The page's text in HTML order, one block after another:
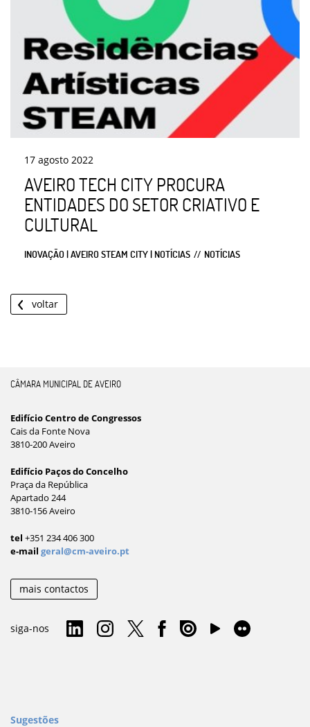
17 agosto 2022
AVEIRO TECH CITY PROCURA
ENTIDADES DO SETOR CRIATIVO E
CULTURAL
INOVAÇÃO | AVEIRO STEAM CITY | NOTÍCIAS NOTÍCIAS
voltar
CÂMARA MUNICIPAL DE AVEIRO
Edifício Centro de Congressos
Cais da Fonte Nova
3810-200 Aveiro
Edifício Paços do Concelho
Praça da República
Apartado 244
3810-156 Aveiro
tel +351 234 406 300
e-mail geral@cm-aveiro.pt
mais contactos
siga-nos
Sugestões